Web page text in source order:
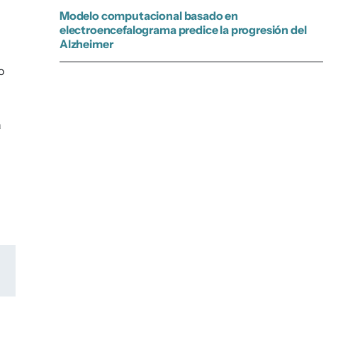
Modelo computacional basado en
electroencefalograma predice la progresión del
Alzheimer